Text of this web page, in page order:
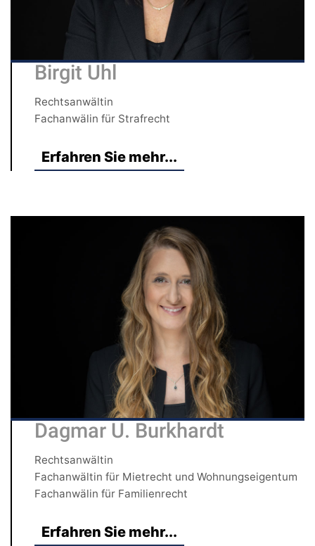
Birgit Uhl
Rechtsanwältin
Fachanwälin für Strafrecht
Erfahren Sie mehr...
Dagmar U. Burkhardt
Rechtsanwältin
Fachanwältin für Mietrecht und Wohnungseigentum
Fachanwälin für Familienrecht
Erfahren Sie mehr...